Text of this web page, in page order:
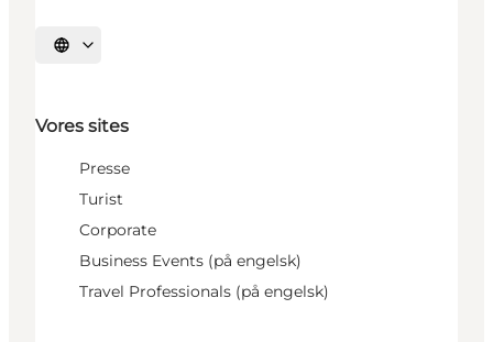
Vælg sprog
Vores sites
Presse
Turist
Corporate
Business Events (på engelsk)
Travel Professionals (på engelsk)